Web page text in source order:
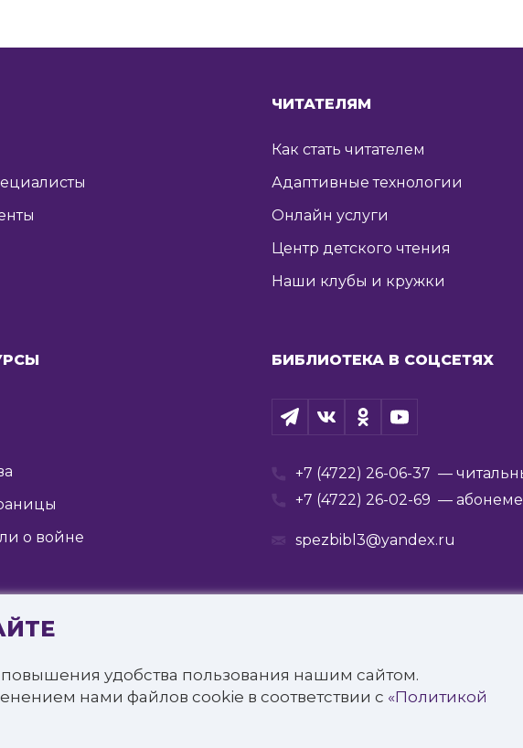
удобства пользования нашим сайтом.
нами файлов cookie в соответствии с «Политикой
ЧИТАТЕЛЯМ
Как стать читателем
Адаптивные технологии
Онлайн услуги
Центр детского чтения
Наши клубы и кружки
о войне
БИБЛИОТЕКА В СОЦСЕТЯХ
+7 (4722) 26-06-37 —
+7 (4722) 26-02-69 —
spezbibl3@yandex.ru
бюджетное учреждение культуры